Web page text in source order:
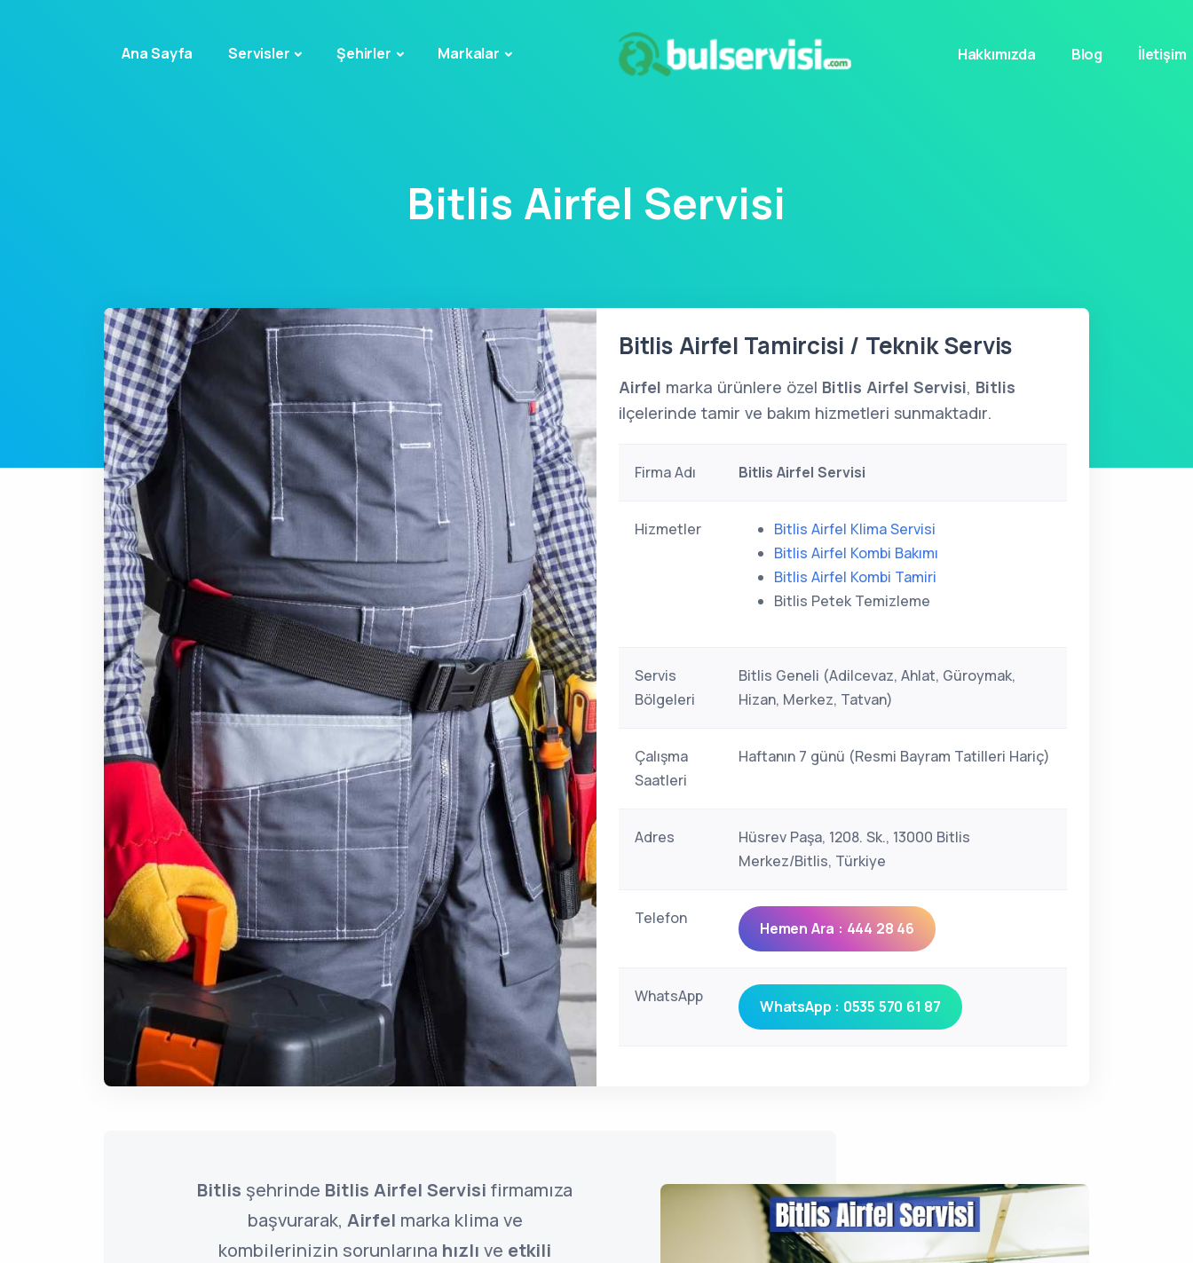
Ana Sayfa Servisler Şehirler Markalar Hakkımızda Blog İletişim
Bitlis Airfel Servisi
Bitlis Airfel Tamircisi / Teknik Servis
Airfel marka ürünlere özel Bitlis Airfel Servisi, Bitlis
ilçelerinde tamir ve bakım hizmetleri sunmaktadır.
Firma Adı Bitlis Airfel Servisi
Hizmetler
Bitlis Airfel Klima Servisi
Bitlis Airfel Kombi Bakımı
Bitlis Airfel Kombi Tamiri
Bitlis Petek Temizleme
Servis
Bölgeleri
Bitlis Geneli (Adilcevaz, Ahlat, Güroymak,
Hizan, Merkez, Tatvan)
Çalışma
Saatleri
Haftanın 7 günü (Resmi Bayram Tatilleri Hariç)
Adres
Hüsrev Paşa, 1208. Sk., 13000 Bitlis
Merkez/Bitlis, Türkiye
Telefon
Hemen Ara : 444 28 46
WhatsApp
WhatsApp : 0535 570 61 87
Bitlis şehrinde Bitlis Airfel Servisi firmamıza
başvurarak, Airfel marka klima ve
kombilerinizin sorunlarına hızlı ve etkili